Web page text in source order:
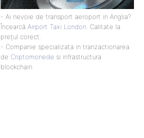
- Ai nevoie de transport aeroport in Anglia?
Încearcă Airport Taxi London . Calitate la
prețul corect.
- Companie specializata in tranzactionarea
de Criptomonede si infrastructura
blockchain.